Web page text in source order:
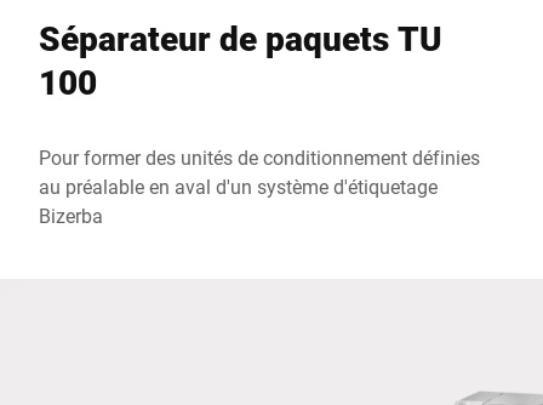
Code postal *
Pays *
Séparateur de paquets TU
100
Pour former des unités de conditionnement définies
au préalable en aval d'un système d'étiquetage
Bizerba